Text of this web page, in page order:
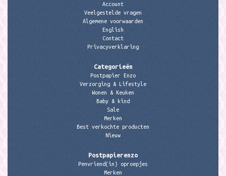
Account
Veelgestelde vragen
Algemene voorwaarden
English
Contact
Privacyverklaring
Categorieën
Postpapier Enzo
Verzorging & Lifestyle
Wonen & Keuken
Baby & kind
Sale
Merken
Best verkochte producten
Nieuw
Postpapierenzo
Penvriend(in) oproepjes
Merken